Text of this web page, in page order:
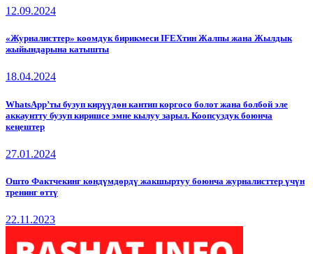
12.09.2024
«Журналисттер» коомдук бирикмеси IFEXтин Жалпы жана Жылдык
жыйындарына катышты
18.04.2024
WhatsApp’ты бузуп кирүүдөн кантип коргосо болот жана болбой эле
аккаунтту бузуп киришсе эмне кылуу зарыл. Коопсуздук боюнча
кеңештер
27.01.2024
Ошто Фактчекинг көндүмдөрдү жакшыртуу боюнча журналисттер үчүн
тренинг өттү
22.11.2023